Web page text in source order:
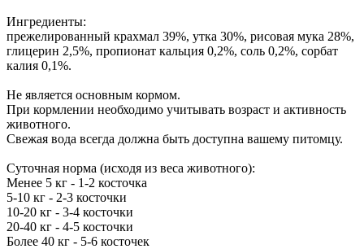
Ингредиенты:
прежелированный крахмал 39%, утка 30%, рисовая мука 28%,
глицерин 2,5%, пропионат кальция 0,2%, соль 0,2%, сорбат
калия 0,1%.
Не является основным кормом.
При кормлении необходимо учитывать возраст и активность
животного.
Свежая вода всегда должна быть доступна вашему питомцу.
Суточная норма (исходя из веса животного):
Менее 5 кг - 1-2 косточка
5-10 кг - 2-3 косточки
10-20 кг - 3-4 косточки
20-40 кг - 4-5 косточки
Более 40 кг - 5-6 косточек